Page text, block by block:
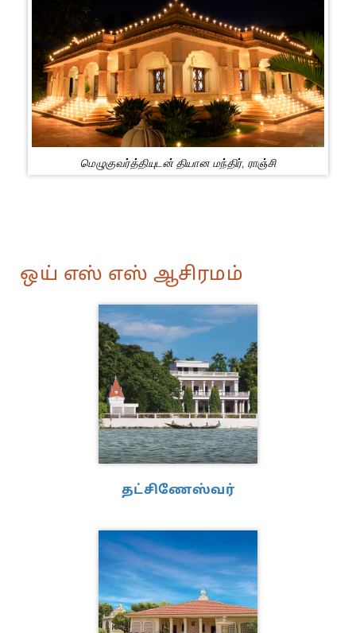
மெழுகுவர்த்தியுடன் தியான மந்திர், ராஞ்சி
ஒய் எஸ் எஸ் ஆசிரமம்
தட்சிணேஸ்வர்